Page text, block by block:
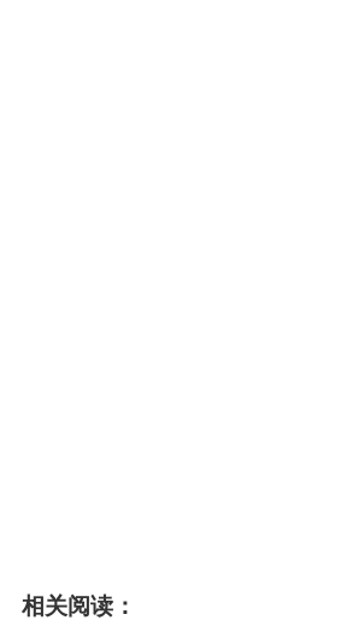
相关阅读：